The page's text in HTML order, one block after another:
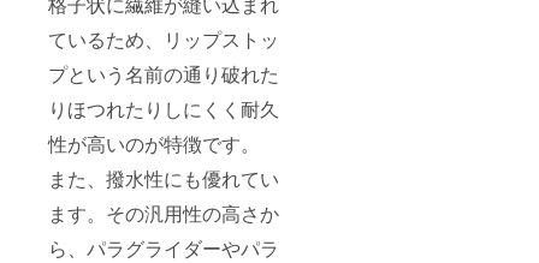
ているため、リップストッ
プという名前の通り破れた
りほつれたりしにくく耐久
性が高いのが特徴です。
また、撥水性にも優れてい
ます。その汎用性の高さか
ら、パラグライダーやパラ